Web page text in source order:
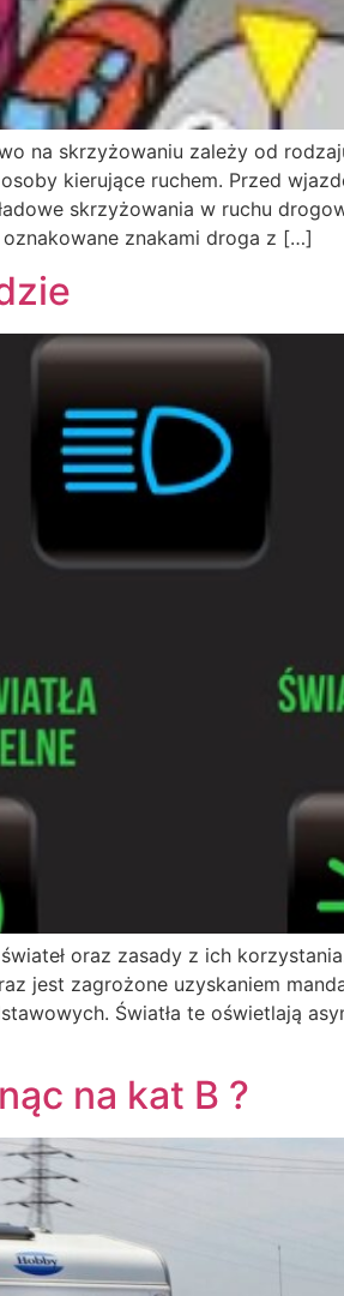
na skrzyżowaniu zależy od
kierujące ruchem. Przed
skrzyżowania w ruchu
znakami droga z […]
oraz zasady z ich
jest zagrożone uzyskaniem
Światła te oświetlają
na kat B ?